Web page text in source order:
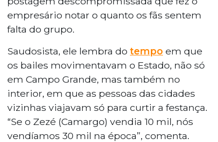
empresário notar o quanto os fãs sentem
falta do grupo.
Saudosista, ele lembra do tempo em que
os bailes movimentavam o Estado, não só
em Campo Grande, mas também no
interior, em que as pessoas das cidades
vizinhas viajavam só para curtir a festança.
“Se o Zezé (Camargo) vendia 10 mil, nós
vendíamos 30 mil na época”, comenta.